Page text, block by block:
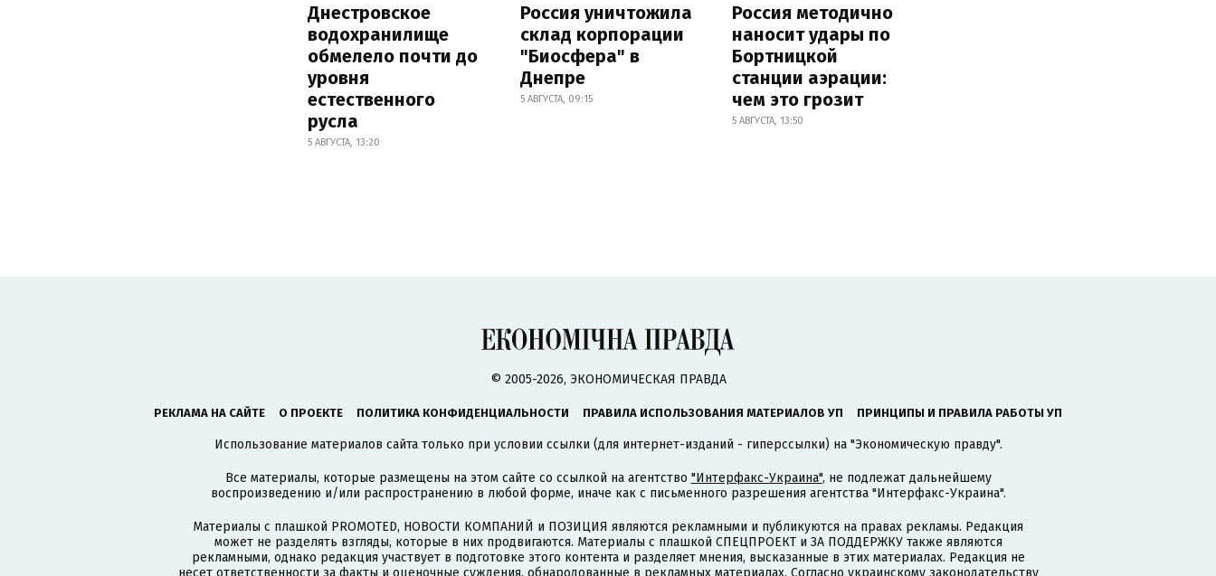
Днестровское
водохранилище
обмелело почти до
уровня
естественного
русла
5 АВГУСТА, 13:20
Россия уничтожила
склад корпорации
"Биосфера" в
Днепре
5 АВГУСТА, 09:15
Россия методично
наносит удары по
Бортницкой
станции аэрации:
чем это грозит
5 АВГУСТА, 13:50
© 2005-2026, ЭКОНОМИЧЕСКАЯ ПРАВДА
РЕКЛАМА НА САЙТЕ О ПРОЕКТЕ ПОЛИТИКА КОНФИДЕНЦИАЛЬНОСТИ ПРАВИЛА ИСПОЛЬЗОВАНИЯ МАТЕРИАЛОВ УП ПРИНЦИПЫ И ПРАВИЛА РАБОТЫ УП
Использование материалов сайта только при условии ссылки (для интернет-изданий - гиперссылки) на "Экономическую правду".
Все материалы, которые размещены на этом сайте со ссылкой на агентство "Интерфакс-Украина", не подлежат дальнейшему
воспроизведению и/или распространению в любой форме, иначе как с письменного разрешения агентства "Интерфакс-Украина".
Материалы с плашкой PROMOTED, НОВОСТИ КОМПАНИЙ и ПОЗИЦИЯ являются рекламными и публикуются на правах рекламы. Редакция
может не разделять взгляды, которые в них продвигаются. Материалы с плашкой СПЕЦПРОЕКТ и ЗА ПОДДЕРЖКУ также являются
рекламными, однако редакция участвует в подготовке этого контента и разделяет мнения, высказанные в этих материалах. Редакция не
несет ответственности за факты и оценочные суждения, обнародованные в рекламных материалах. Согласно украинскому законодательству